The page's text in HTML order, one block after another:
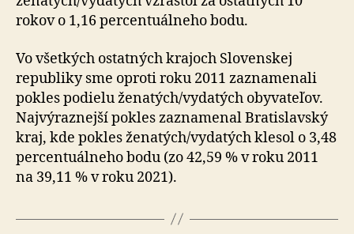
rokov o 1,16 percentuálneho bodu.
Vo všetkých ostatných krajoch Slovenskej
republiky sme oproti roku 2011 zaznamenali
pokles podielu ženatých/vydatých obyvateľov.
Najvýraznejší pokles zaznamenal Bratislavský
kraj, kde pokles ženatých/vydatých klesol o 3,48
percentuálneho bodu (zo 42,59 % v roku 2011
na 39,11 % v roku 2021).